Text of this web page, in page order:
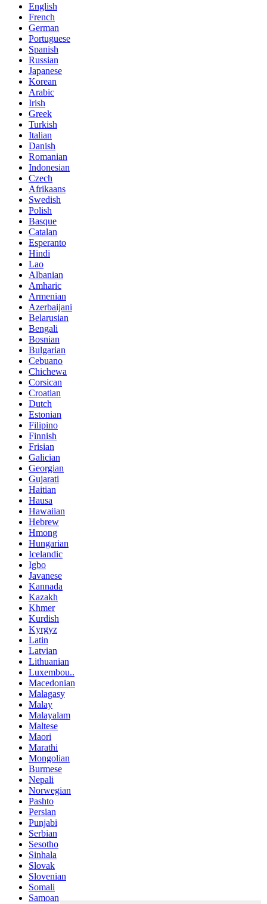
English
French
German
Portuguese
Spanish
Russian
Japanese
Korean
Arabic
Irish
Greek
Turkish
Italian
Danish
Romanian
Indonesian
Czech
Afrikaans
Swedish
Polish
Basque
Catalan
Esperanto
Hindi
Lao
Albanian
Amharic
Armenian
Azerbaijani
Belarusian
Bengali
Bosnian
Bulgarian
Cebuano
Chichewa
Corsican
Croatian
Dutch
Estonian
Filipino
Finnish
Frisian
Galician
Georgian
Gujarati
Haitian
Hausa
Hawaiian
Hebrew
Hmong
Hungarian
Icelandic
Igbo
Javanese
Kannada
Kazakh
Khmer
Kurdish
Kyrgyz
Latin
Latvian
Lithuanian
Luxembou..
Macedonian
Malagasy
Malay
Malayalam
Maltese
Maori
Marathi
Mongolian
Burmese
Nepali
Norwegian
Pashto
Persian
Punjabi
Serbian
Sesotho
Sinhala
Slovak
Slovenian
Somali
Samoan